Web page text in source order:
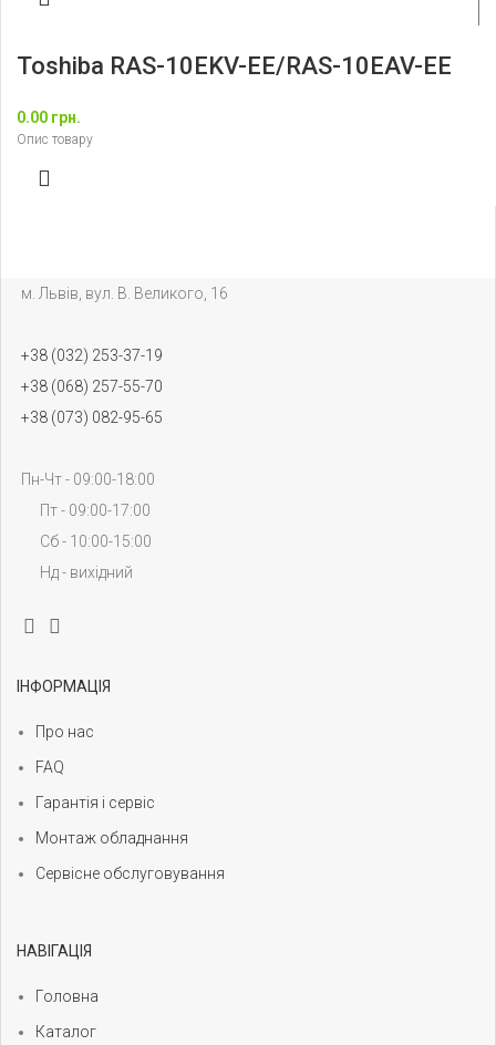
Toshiba RAS-10EKV-EE/RAS-10EAV-EE
0.00 грн.
Опис товару
м. Львів, вул. В. Великого, 16
+38 (032) 253-37-19
+38 (068) 257-55-70
+38 (073) 082-95-65
Пн-Чт - 09:00-18:00
Пт - 09:00-17:00
Сб - 10:00-15:00
Нд - вихідний
ІНФОРМАЦІЯ
Про нас
FAQ
Гарантія і сервіс
Монтаж обладнання
Сервісне обслуговування
НАВІГАЦІЯ
Головна
Каталог